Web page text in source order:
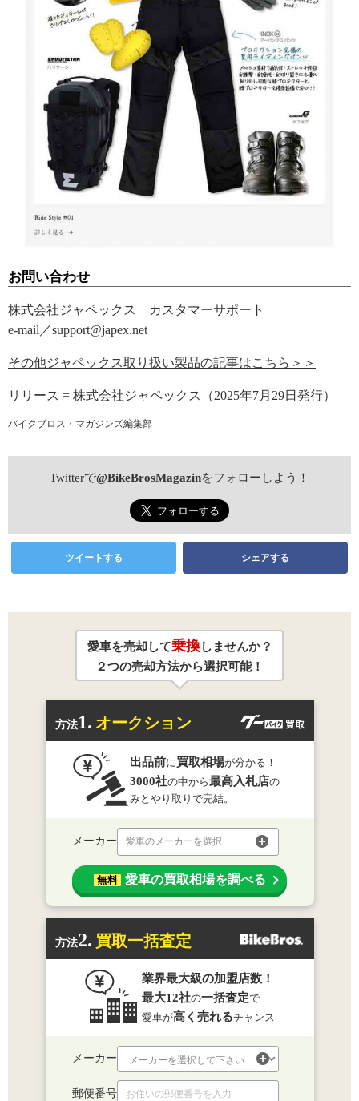
お問い合わせ
株式会社ジャペックス カスタマーサポート
e-mail／support@japex.net
その他ジャペックス取り扱い製品の記事はこちら＞＞
リリース = 株式会社ジャペックス（2025年7月29日発行）
バイクブロス・マガジンズ編集部
Twitterで@BikeBrosMagazinをフォローしよう！
ツイートする シェアする
愛車を売却して乗換しませんか？
２つの売却方法から選択可能！
方法1. オークション
出品前に 買取相場が分かる！
3000社の中から最高入札店の
みとやり取りで完結。
メーカー 愛車のメーカーを選択
無料 愛車の買取相場を調べる
方法2. 買取一括査定
業界最大級の加盟店数！
最大12社の一括査定で
愛車が高く売れるチャンス
メーカー
郵便番号